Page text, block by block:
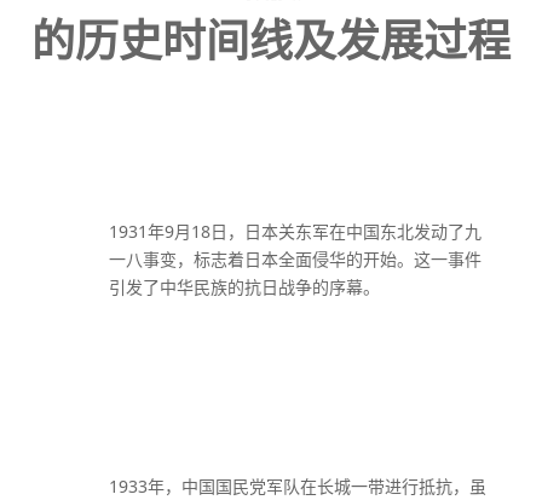
的历史时间线及发展过程
1931年9月18日，日本关东军在中国东北发动了九
一八事变，标志着日本全面侵华的开始。这一事件
引发了中华民族的抗日战争的序幕。
1933年，中国国民党军队在长城一带进行抵抗，虽